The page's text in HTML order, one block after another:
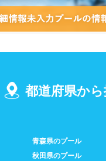
都道府県か
青森県のプール
秋田県のプール